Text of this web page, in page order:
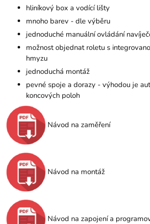
hliníkový box a vodící lišty
mnoho barev - dle výběru
jednoduché manuální ovládání
možnost objednat roletu s
hmyzu
jednoduchá montáž
pevné spoje a dorazy - výhodou je
koncových poloh
Návod na zaměření
Návod na montáž
Návod na zapojení a